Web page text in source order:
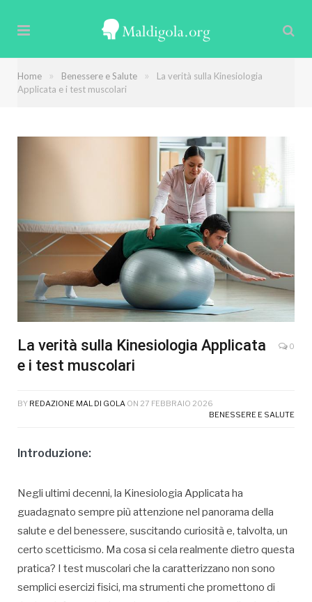
Home » Benessere e Salute »
La verità sulla Kinesiologia
Applicata e i test muscolari
La verità sulla Kinesiologia Applicata
e i test muscolari
0
BY REDAZIONE MAL DI GOLA ON 27 FEBBRAIO 2026
BENESSERE E SALUTE
Introduzione:
Negli ultimi decenni, la Kinesiologia Applicata ha
guadagnato sempre più attenzione nel panorama della
salute e del benessere, suscitando curiosità e, talvolta, un
certo scetticismo. Ma cosa si cela realmente dietro questa
pratica? I test muscolari che la caratterizzano non sono
semplici esercizi fisici, ma strumenti che promettono di